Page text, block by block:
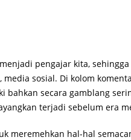
pengajar kita,
media sosial. Di kolom
bahkan secara gamblang
terjadi sebelum era
meremehkan hal-hal